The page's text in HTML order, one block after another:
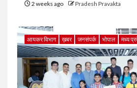
2 weeks ago Pradesh Pravakta
आयकर विभाग ख़बर जनसंपर्क भोपाल मध्य